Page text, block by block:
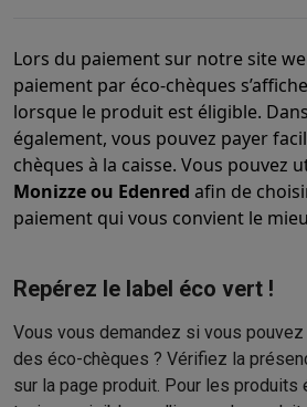
Animaux Distributeur de croquettes
Beauté & santé
Soins des cheveuxSèche-cheveux
Hygiène dentaireBrosses à dents
RasageRasoirs électriques
ÉpilationÉpilateurs à lumière pulsée
BeautéSoin du visageMasques LED
SantéPèse-personne Tensiomètres
TV, audio & photo
TV & projecteursTV TV avec barre de
Périphériques TVBarres de son
Lors du paiement sur notre site
paiement par éco-chèques
lorsque le produit est éligible.
également, vous pouvez payer
chèques à la caisse. Vous pouvez
Monizze ou Edenred afin de
paiement qui vous convient le
Repérez le label éco vert !
Vous vous demandez si vous
des éco-chèques ? Vérifiez la
sur la page produit. Pour les produits